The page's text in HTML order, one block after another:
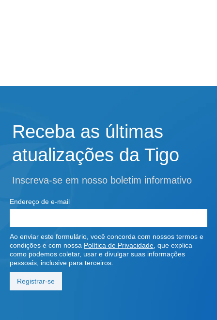
Receba as últimas
atualizações da Tigo
Inscreva-se em nosso boletim informativo
Endereço de e-mail
Ao enviar este formulário, você concorda com nossos termos e
condições e com nossa Política de Privacidade , que explica
como podemos coletar, usar e divulgar suas informações
pessoais, inclusive para terceiros.